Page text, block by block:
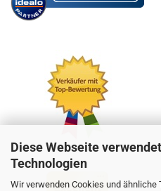
Diese Webseite
Technologien
Wir verwenden Cookies und ähnliche